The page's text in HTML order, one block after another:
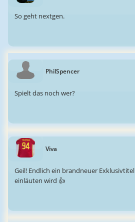
So geht nextgen.
PhilSpencer
Spielt das noch wer?
Viva
Geil! Endlich ein brandneuer
einläuten wird 👍